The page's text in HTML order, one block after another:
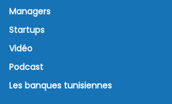
Managers
Startups
Vidéo
Podcast
Les banques tunisiennes